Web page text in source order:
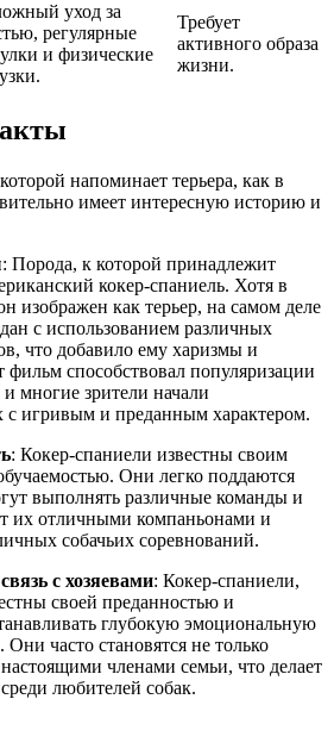
уход за
регулярные
и физические
Требует
активного образа
жизни.
напоминает терьера, как в
имеет интересную историю и
: Порода, к которой принадлежит
кокер-спаниель. Хотя в
изображен как терьер, на самом деле
с использованием различных
что добавило ему харизмы и
фильм способствовал популяризации
многие зрители начали
с игривым и преданным характером.
: Кокер-спаниели известны своим
Они легко поддаются
выполнять различные команды и
их отличными компаньонами и
собачьих соревнований.
с хозяевами: Кокер-спаниели,
своей преданностью и
глубокую эмоциональную
Они часто становятся не только
членами семьи, что делает
любителей собак.